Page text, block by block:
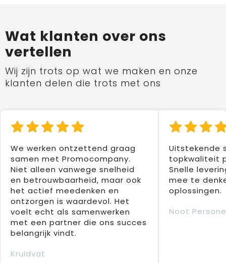
Wat klanten over ons
vertellen
Wij zijn trots op wat we maken en onze
klanten delen die trots met ons
We werken ontzettend graag
samen met Promocompany.
Niet alleen vanwege snelheid
en betrouwbaarheid, maar ook
het actief meedenken en
ontzorgen is waardevol. Het
voelt echt als samenwerken
met een partner die ons succes
belangrijk vindt.
Kruidvat
Uitstekende
topkwaliteit
Snelle
mee te
oplossingen.
Noot